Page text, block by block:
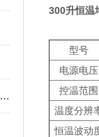
上海锦玟：厌氧培养箱在污泥厌氧消化实验中的应用
300升恒温
型号
电源电压
控温范围
温度分辨
恒温波动